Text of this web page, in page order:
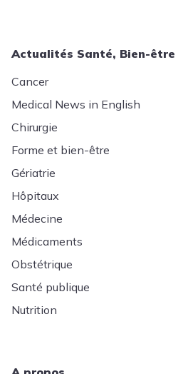
Actualités Santé, Bien-être
Cancer
Medical News in English
Chirurgie
Forme et bien-être
Gériatrie
Hôpitaux
Médecine
Médicaments
Obstétrique
Santé publique
Nutrition